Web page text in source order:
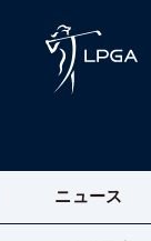
ニュース